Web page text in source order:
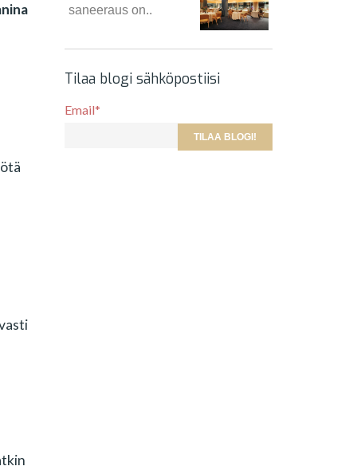
saneeraus on..
Tilaa blogi sähköpostiisi
Email*